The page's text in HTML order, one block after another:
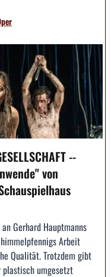
--
von
Gerhard Hauptmanns
Arbeit
Qualität. Trotzdem gibt
umgesetzt